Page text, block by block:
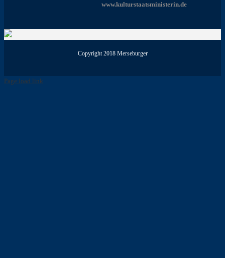
www.kulturstaatsministerin.de
Copyright 2018 Merseburger
Page load link